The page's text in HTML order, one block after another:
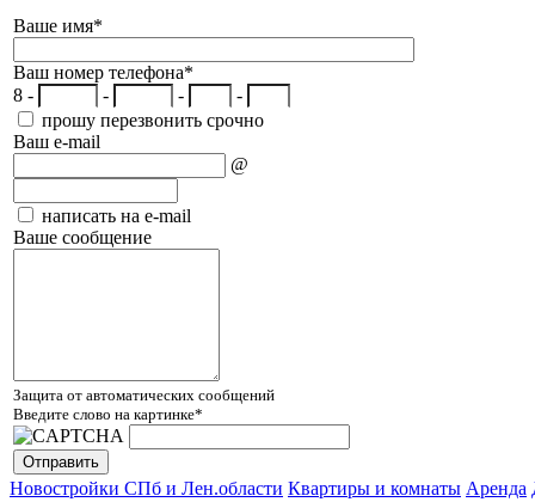
Ваше имя*
Ваш номер телефона*
8 -
- -
-
прошу перезвонить срочно
Ваш e-mail
@
написать на e-mail
Ваше сообщение
Защита от автоматических сообщений
Введите слово на картинке*
Новостройки СПб и Лен.области Квартиры и комнаты Аренда